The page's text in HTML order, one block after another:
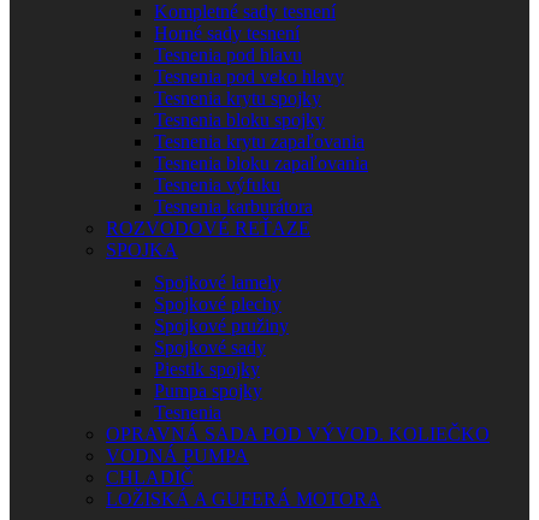
Kompletné sady tesnení
Horné sady tesnení
Tesnenia pod hlavu
Tesnenia pod veko hlavy
Tesnenia krytu spojky
Tesnenia bloku spojky
Tesnenia krytu zapaľovania
Tesnenia bloku zapaľovania
Tesnenia výfuku
Tesnenia karburátora
ROZVODOVÉ REŤAZE
SPOJKA
Spojkové lamely
Spojkové plechy
Spojkové pružiny
Spojkové sady
Piestik spojky
Pumpa spojky
Tesnenia
OPRAVNÁ SADA POD VÝVOD. KOLIEČKO
VODNÁ PUMPA
CHLADIČ
LOŽISKÁ A GUFERÁ MOTORA